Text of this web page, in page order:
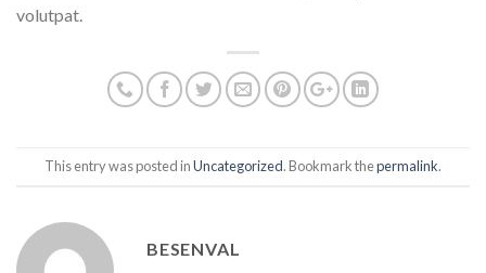
volutpat.
This entry was posted inUncategorized. Bookmark thepermalink.
BESENVAL